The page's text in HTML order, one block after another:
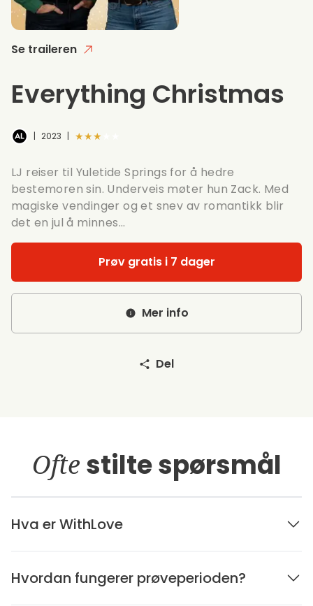
Se traileren
Everything Christmas
| 2023 | ★★★★★
LJ reiser til Yuletide Springs for å hedre
bestemoren sin. Underveis møter hun Zack. Med
magiske vendinger og et snev av romantikk blir
det en jul å minnes...
Prøv gratis i 7 dager
Mer info
Del
Ofte stilte spørsmål
Hva er WithLove
Hvordan fungerer prøveperioden?